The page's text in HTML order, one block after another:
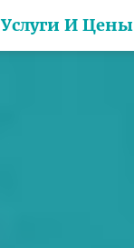
Услуги И Цены